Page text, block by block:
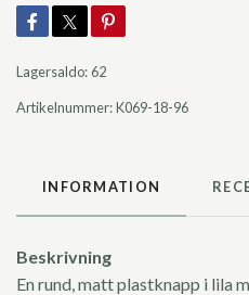
Lagersaldo:62
Artikelnummer:K069-18-96
INFORMATION
Beskrivning
En rund, matt plastknapp i lila